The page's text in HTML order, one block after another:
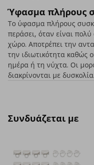
Ύφασμα πλήρους
Το ύφασμα πλήρους
περάσει, όταν είναι
χώρο. Αποτρέπει την
την ιδιωτικότητα καθώς
ημέρα ή τη νύχτα. Οι
διακρίνονται με δυσκολία.
Συνδυάζεται με